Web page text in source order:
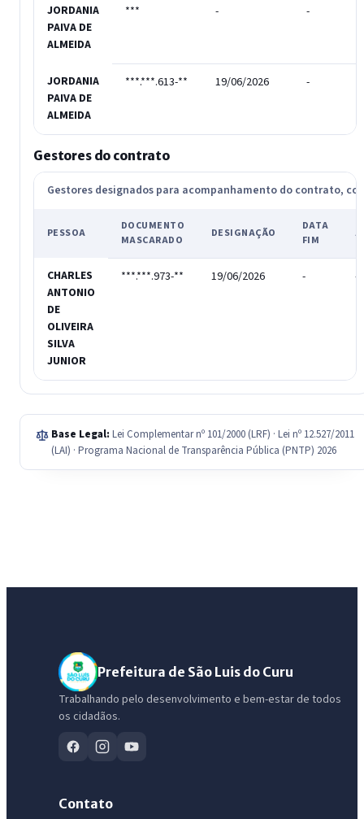
JORDANIA
PAIVA DE
ALMEIDA
*** - -
JORDANIA
PAIVA DE
ALMEIDA
***.***.613-** 19/06/2026 -
Gestores do contrato
Gestores designados para acompanhamento do contrato,
PESSOA
DOCUMENTO
MASCARADO
DESIGNAÇÃO
DATA
FIM
CHARLES
ANTONIO
DE
OLIVEIRA
SILVA
JUNIOR
***.***.973-** 19/06/2026 - -
Base Legal: Lei Complementar nº 101/2000 (LRF) · Lei nº 12.527/2011
(LAI) · Programa Nacional de Transparência Pública (PNTP) 2026
Prefeitura de São Luis do Curu
Trabalhando pelo desenvolvimento e bem-estar de todos
os cidadãos.
Contato